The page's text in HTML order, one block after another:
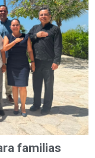
familias